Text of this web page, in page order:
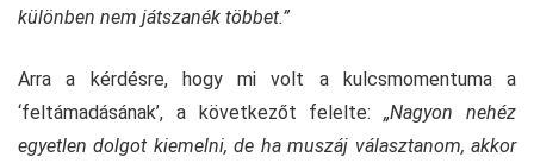
különben nem játszanék többet.”
Arra a kérdésre, hogy mi volt a kulcsmomentuma a
‘feltámadásának’, a következőt felelte:„Nagyon nehéz
egyetlen dolgot kiemelni, de ha muszáj választanom, akkor